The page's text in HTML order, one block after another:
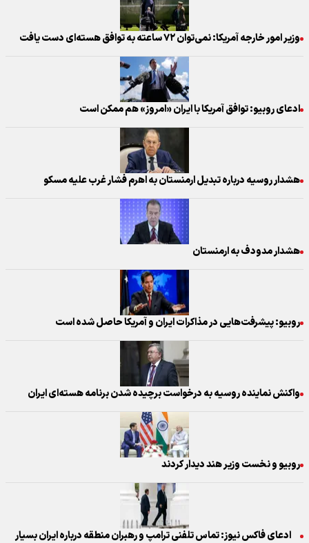
وزیر امور خارجه آمریکا: نمی‌توان ۷۲ ساعته به توافق هسته‌ای دست یافت
ادعای روبیو: توافق آمریکا با ایران «امروز» هم ممکن است
هشدار روسیه درباره تبدیل ارمنستان به اهرم فشار غرب علیه مسکو
هشدار مدودف به ارمنستان
روبیو: پیشرفت‌هایی در مذاکرات ایران و آمریکا حاصل شده است
واکنش نماینده روسیه به درخواست برچیده شدن برنامه‌ هسته‌ای ایران
روبیو و نخست وزیر هند دیدار کردند
ادعای فاکس نیوز: تماس تلفنی ترامپ و رهبران منطقه درباره ایران بسیار